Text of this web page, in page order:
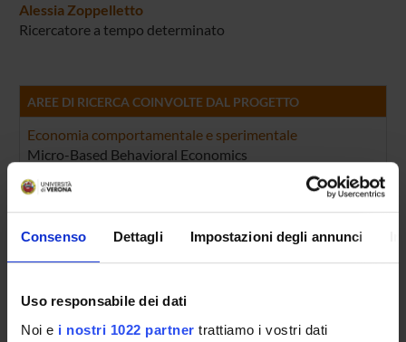
Consenso Dettagli Impostazioni degli annunci
Uso responsabile dei dati
Noi e i nostri 1022 partner trattiamo i vostri dati
Alessia Zoppelletto
Ricercatore a tempo determinato
AREE DI RICERCA COINVOLTE DAL PROGETTO
Economia comportamentale e sperimentale
Micro-Based Behavioral Economics
Economia del benessere e delle scelte collettive
Microeconomics
Economia industriale
Production and Organizations
Economia del benessere e delle scelte collettive